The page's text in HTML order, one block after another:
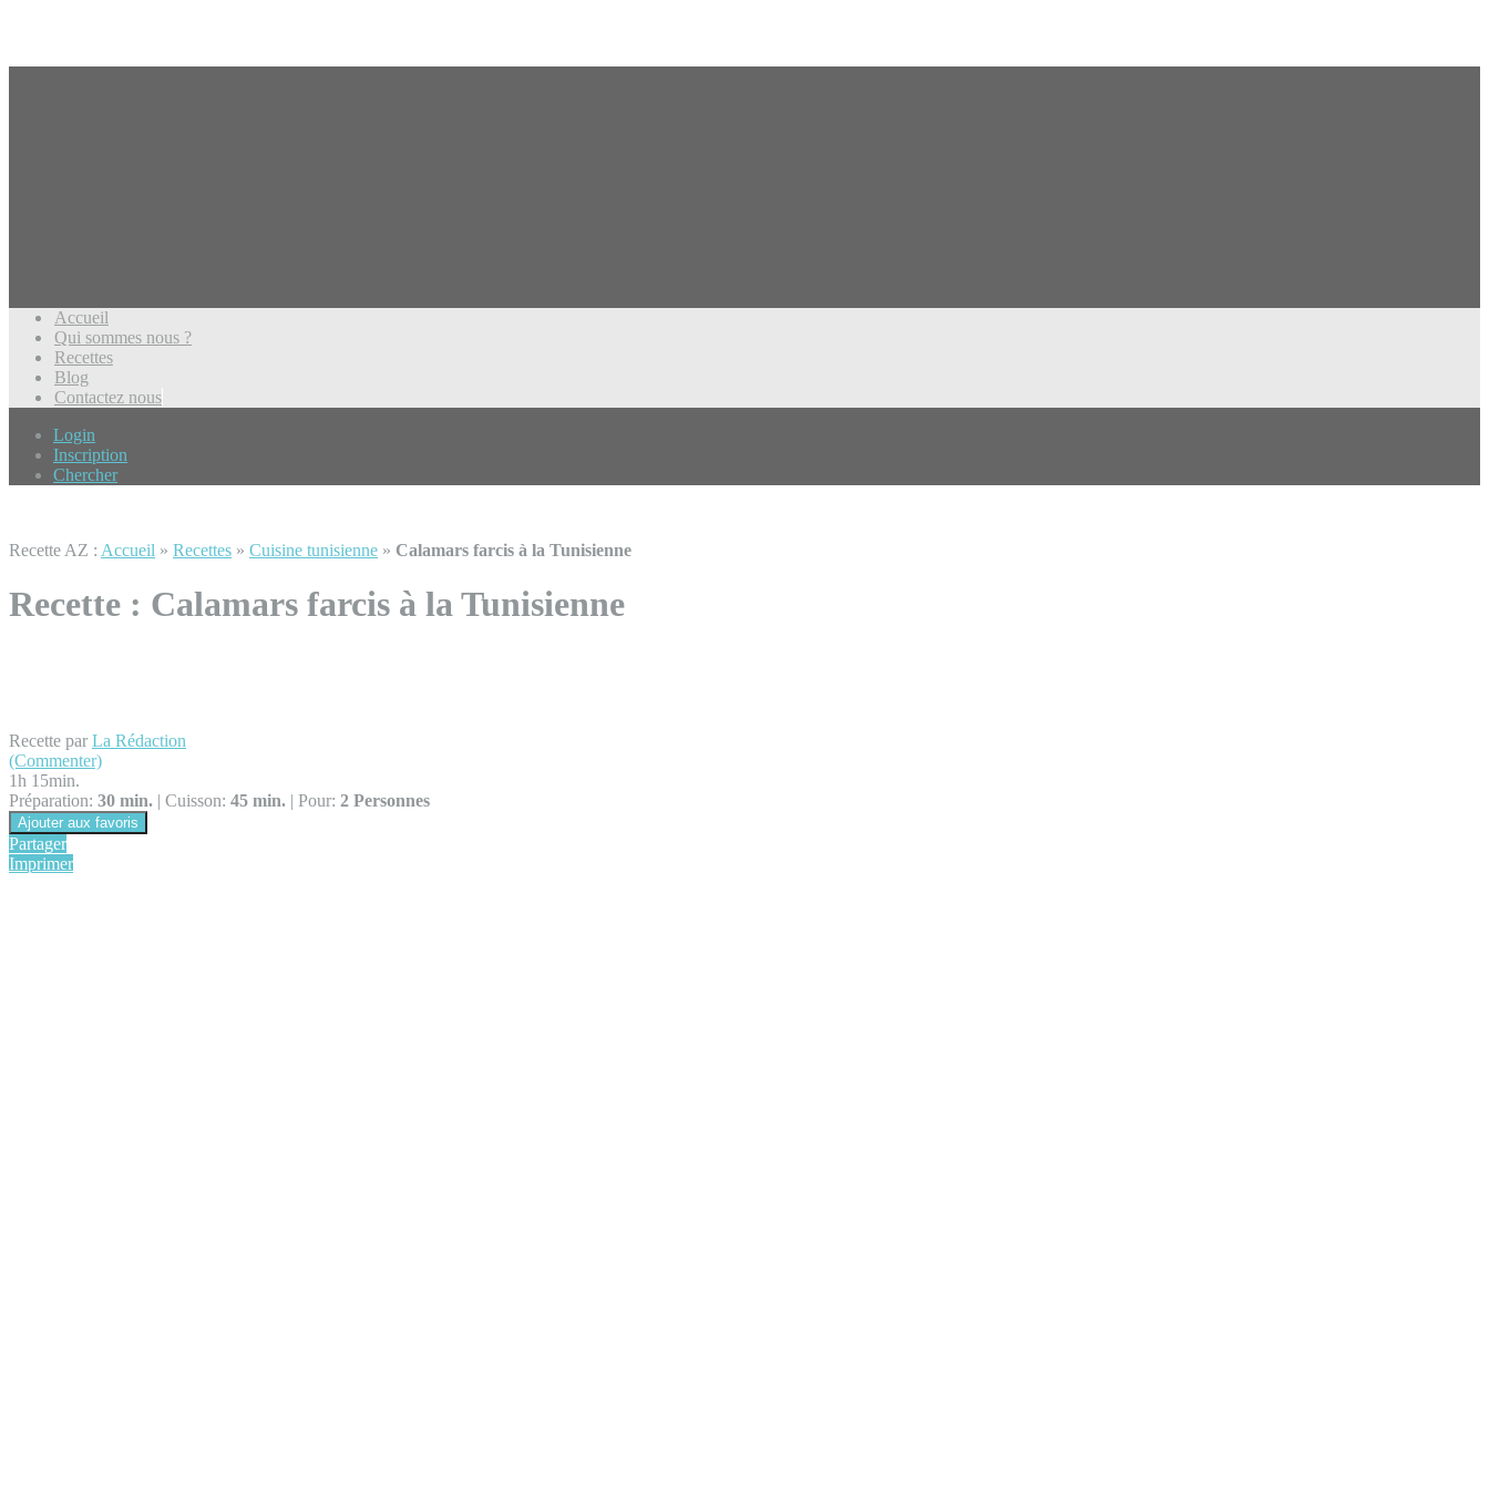
Accueil
Qui sommes nous ?
Recettes
Blog
Contactez nous
Login
Inscription
Chercher
Recette AZ : Accueil » Recettes » Cuisine tunisienne » Calamars farcis à la Tunisienne
Recette : Calamars farcis à la Tunisienne
Recette par La Rédaction
(Commenter)
1h 15min.
Préparation: 30 min. | Cuisson: 45 min. | Pour: 2 Personnes
Ajouter aux favoris
Partager
Imprimer